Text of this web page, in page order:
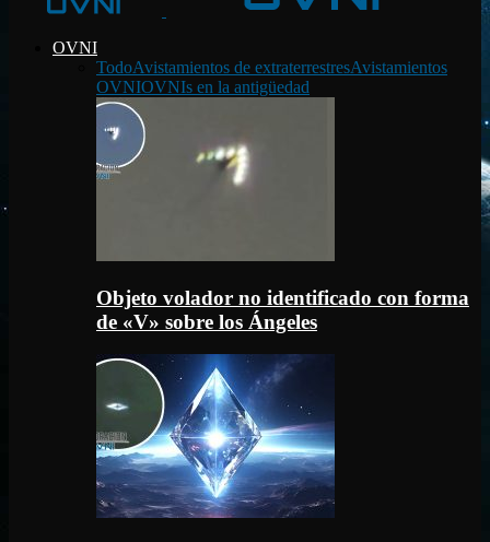
OVNI
TodoAvistamientos de extraterrestresAvistamientos
OVNIOVNIs en la antigüedad
Objeto volador no identificado con forma
de «V» sobre los Ángeles